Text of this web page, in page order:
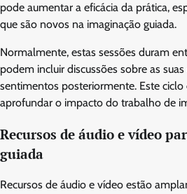
pode aumentar a eficácia da prática,
que são novos na imaginação guiada.
Normalmente, estas sessões duram
podem incluir discussões sobre as
sentimentos posteriormente. Este
aprofundar o impacto do trabalho de
Recursos de áudio e vídeo
guiada
Recursos de áudio e vídeo estão